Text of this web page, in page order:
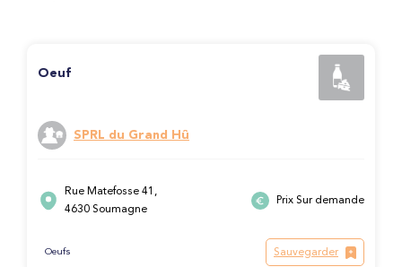
Oeuf
SPRL du Grand Hû
Rue Matefosse 41,
4630 Soumagne
Prix Sur demande
Oeufs Sauvegarder